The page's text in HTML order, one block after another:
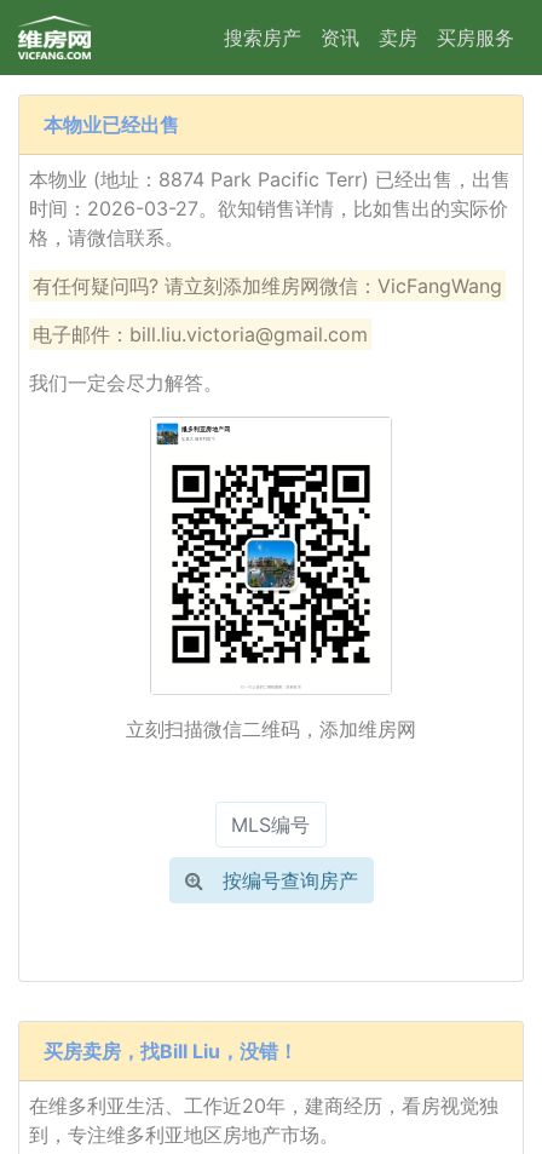
搜索房产 资讯 卖房 买房服务
本物业已经出售
本物业 (地址：8874 Park Pacific Terr) 已经出售，出售
时间：2026-03-27。欲知销售详情，比如售出的实际价
格，请微信联系。
有任何疑问吗? 请立刻添加维房网微信：VicFangWang
电子邮件：bill.liu.victoria@gmail.com
我们一定会尽力解答。
立刻扫描微信二维码，添加维房网
按编号查询房产
买房卖房，找Bill Liu，没错！
在维多利亚生活、工作近20年，建商经历，看房视觉独
到，专注维多利亚地区房地产市场。